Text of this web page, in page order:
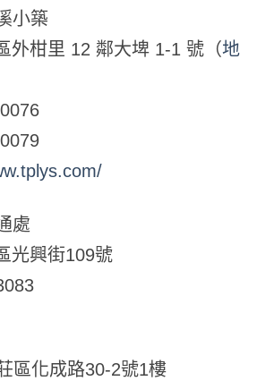
小築
外柑里 12 鄰大埤 1-1 號（地
處
光興街109號
區化成路30-2號1樓